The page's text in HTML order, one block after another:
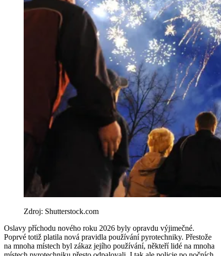
Zdroj: Shutterstock.com
Oslavy příchodu nového roku 2026 byly opravdu výjimečné.
Poprvé totiž platila nová pravidla používání pyrotechniky. Přestože
na mnoha místech byl zákaz jejího používání, někteří lidé na mnoha